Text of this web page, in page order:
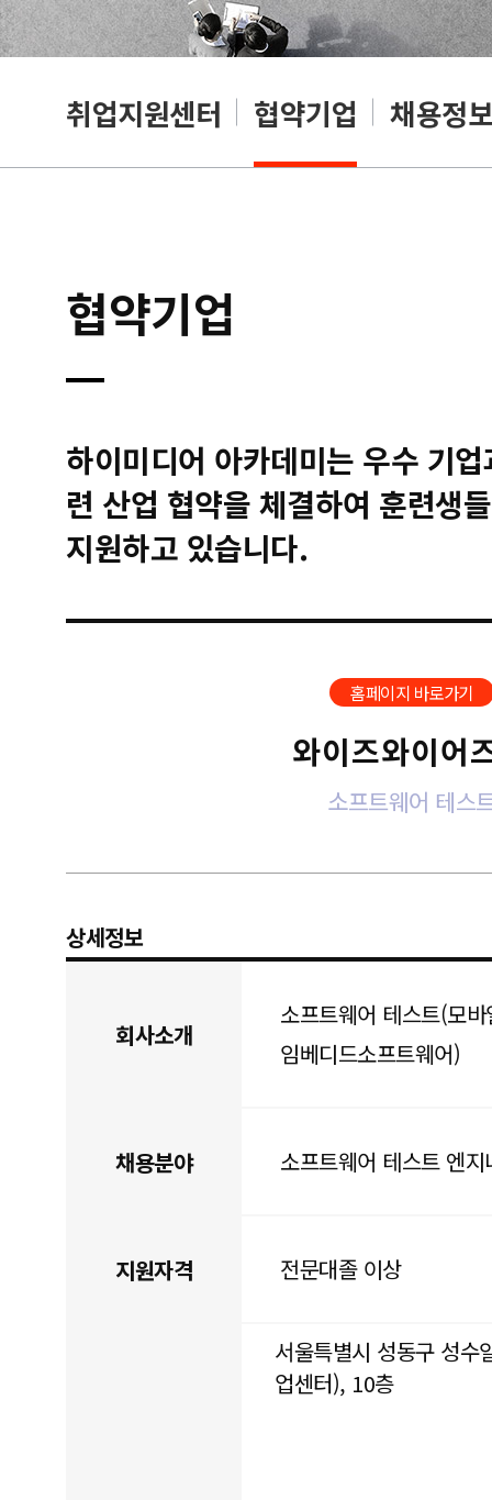
취업지원센터 협약기업 채용정보
협약기업
하이미디어 아카데미는 우수 기
련 산업 협약을 체결하여 훈련생
지원하고 있습니다.
홈페이지 바로가기
와이즈와이어
소프트웨어 테스
상세정보
회사소개
소프트웨어 테스트(모
임베디드소프트웨어)
채용분야 소프트웨어 테스트 엔지
지원자격 전문대졸 이상
서울특별시 성동구 성
업센터), 10층